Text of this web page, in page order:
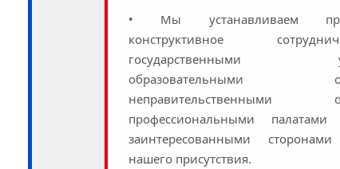
• Мы устанавливаем
конструктивное
государственными
образовательными
неправительственными
профессиональными
заинтересованными
нашего присутствия.